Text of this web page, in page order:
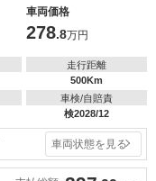
車両価格
278.8万円
走行距離
500Km
車検/自賠責
検2028/12
車両状態を見る